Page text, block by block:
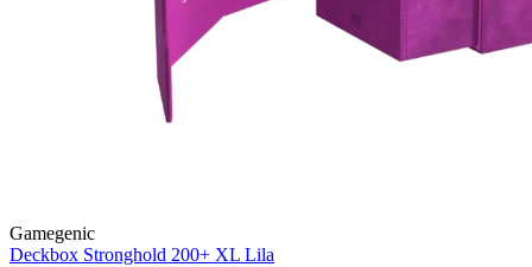
Gamegenic
Deckbox Stronghold 200+ XL Lila